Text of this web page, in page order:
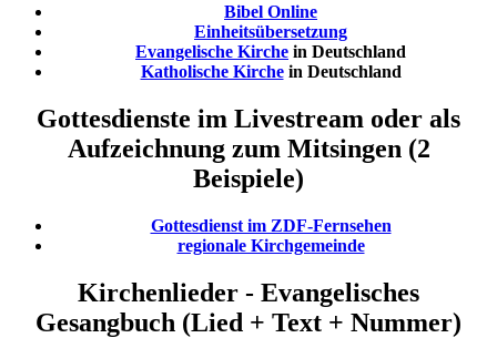
Bibel Online
Einheitsübersetzung
Evangelische Kirche in Deutschland
Katholische Kirchein Deutschland
Gottesdienste im Livestream oder als
Aufzeichnung zum Mitsingen (2
Beispiele)
Gottesdienst im ZDF-Fernsehen
regionale Kirchgemeinde
Kirchenlieder - Evangelisches
Gesangbuch (Lied + Text + Nummer)